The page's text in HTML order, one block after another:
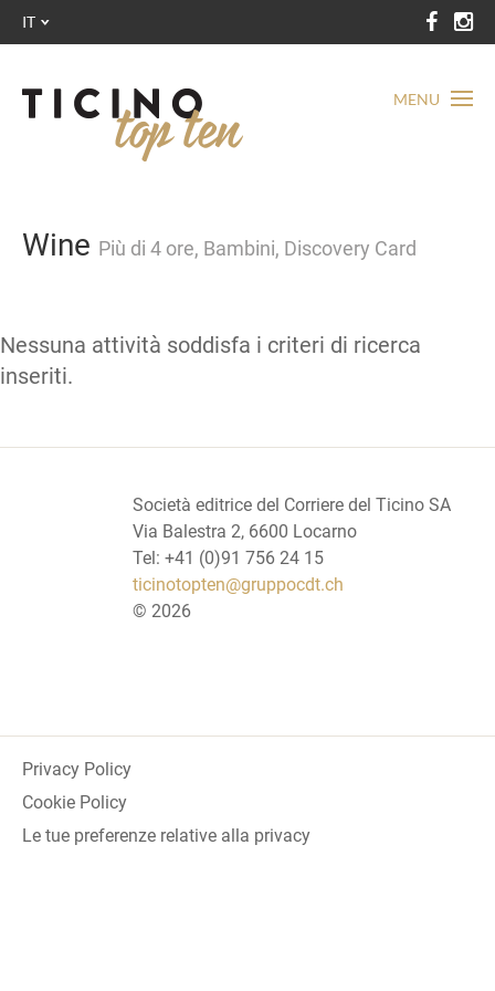
MENU
IT
Wine Più di 4 ore, Bambini, Discovery Card
Nessuna attività soddisfa i criteri di ricerca
inseriti.
Società editrice del Corriere del Ticino SA
Via Balestra 2, 6600 Locarno
Tel: +41 (0)91 756 24 15
ticinotopten@gruppocdt.ch
© 2026
Privacy Policy
Cookie Policy
Le tue preferenze relative alla privacy